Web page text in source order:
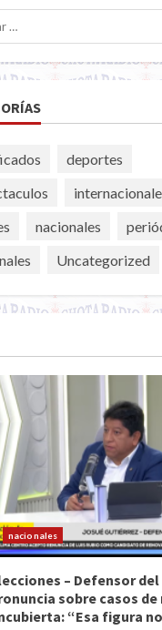
deportes
nacionales
Uncategorized
nacionales
– Defensor
sobre casos
“Esa figura